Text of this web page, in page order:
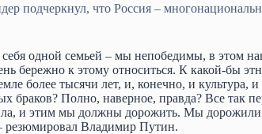
подчеркнул, что Россия –
одной семьей – мы непобедимы, в этом
бережно к этому относиться. К какой-бы
более тысячи лет, и, конечно, и
браков? Полно, наверное, правда? Все так
и этим мы должны дорожить. Мы
резюмировал Владимир Путин.